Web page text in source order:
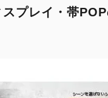
プレイ・帯